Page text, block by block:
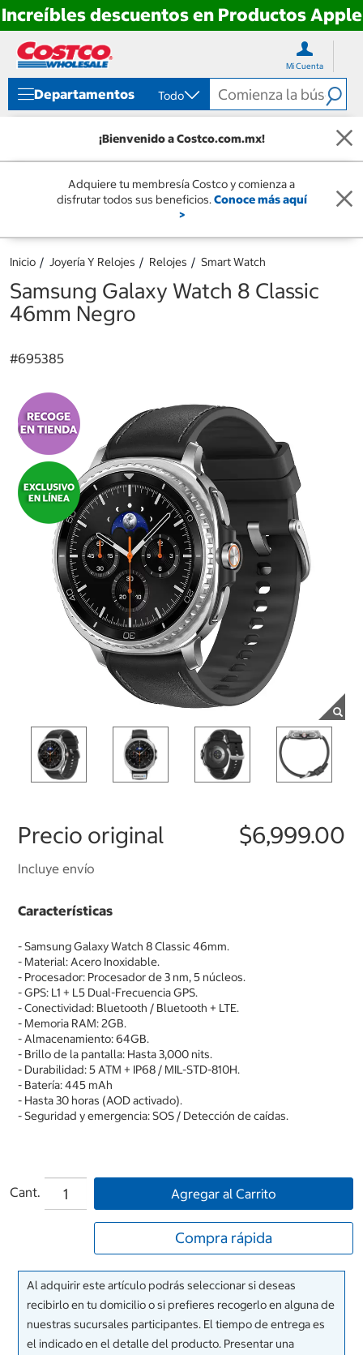
Increíbles descuentos en Productos Apple
directo
contenido
directo
menú
navegación
Mi Cuenta
Departamentos Todo
¡Bienvenido a Costco.com.mx!
Adquiere tu membresía Costco y comienza a
disfrutar todos sus beneficios.Conoce más aquí
>
Inicio Joyería Y Relojes Relojes Smart Watch
Samsung Galaxy Watch 8 Classic
46mm Negro
#695385
Precio original $6,999.00
Incluye envío
Características
- Samsung Galaxy Watch 8 Classic 46mm.
- Material: Acero Inoxidable.
- Procesador: Procesador de 3 nm, 5 núcleos.
- GPS: L1 + L5 Dual-Frecuencia GPS.
- Conectividad: Bluetooth / Bluetooth + LTE.
- Memoria RAM: 2GB.
- Almacenamiento: 64GB.
- Brillo de la pantalla: Hasta 3,000 nits.
- Durabilidad: 5 ATM + IP68 / MIL-STD-810H.
- Batería: 445 mAh
- Hasta 30 horas (AOD activado).
- Seguridad y emergencia: SOS / Detección de caídas.
Cant. Agregar al Carrito
Compra rápida
Al adquirir este artículo podrás seleccionar si deseas
recibirlo en tu domicilio o si prefieres recogerlo en alguna de
nuestras sucursales participantes. El tiempo de entrega es
el indicado en el detalle del producto. Presentar una